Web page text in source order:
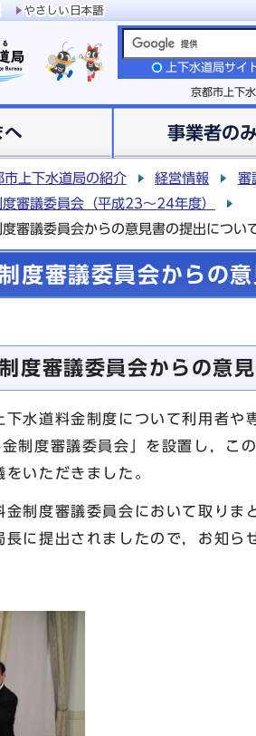
上下水道局サイ
京都市上下
へ 事業者の
市上下水道局の紹介 経営情報
審
審議委員会（平成23～24年度）
審議委員会からの意見書の提出につい
度審議委員会からの
度審議委員会からの意
水道料金制度について利用者や
制度審議委員会」を設置し，こ
いただきました。
制度審議委員会において取り
に提出されましたので，お知ら